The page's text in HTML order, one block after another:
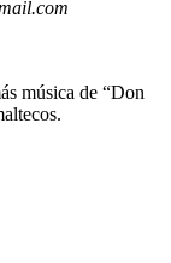
música de “Don